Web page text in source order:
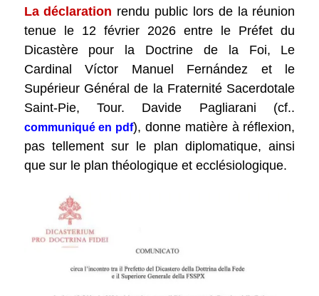
La déclaration rendu public lors de la réunion
tenue le 12 février 2026 entre le Préfet du
Dicastère pour la Doctrine de la Foi, Le
Cardinal Víctor Manuel Fernández et le
Supérieur Général de la Fraternité Sacerdotale
Saint-Pie, Tour. Davide Pagliarani (cf..
communiqué en pdf), donne matière à réflexion,
pas tellement sur le plan diplomatique, ainsi
que sur le plan théologique et ecclésiologique.